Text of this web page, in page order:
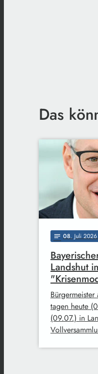
Das
notes 08. Juli
Landshut
Bürgermeister
tagen heute
(09.07.) in